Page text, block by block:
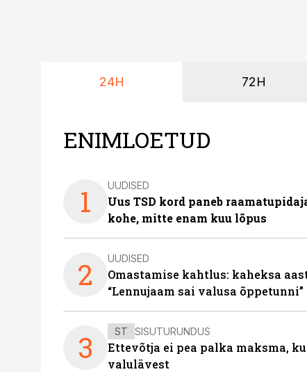
24H 72H
ENIMLOETUD
1 UUDISED
Uus TSD kord paneb
kohe, mitte enam kuu lõpus
2 UUDISED
Omastamise kahtlus: kaheksa
“Lennujaam sai valusa õppetunni”
3 ST SISUTURUNDUS
Ettevõtja ei pea palka maksma,
valulävest